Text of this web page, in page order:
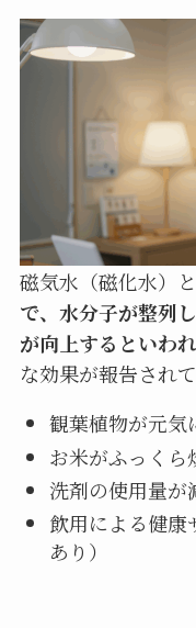
磁気水（磁化水）と
で、水分子が整列
が向上するといわ
な効果が報告されて
観葉植物が元気
お米がふっくら
洗剤の使用量が
飲用による健
あり）